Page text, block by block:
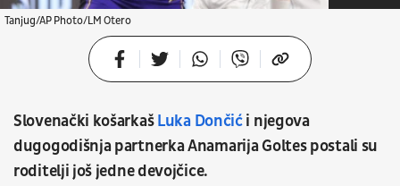
Tanjug/AP Photo/LM Otero
Slovenački košarkašLuka Dončići njegova
dugogodišnja partnerka Anamarija Goltes postali su
roditelji još jedne devojčice.